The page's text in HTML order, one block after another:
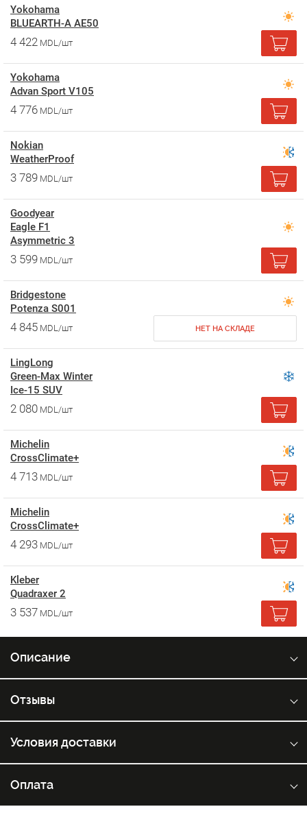
Yokohama
BLUEARTH-A AE50
4 422 MDL/шт
Yokohama
Advan Sport V105
4 776 MDL/шт
Nokian
WeatherProof
3 789 MDL/шт
Goodyear
Eagle F1
Asymmetric 3
3 599 MDL/шт
Bridgestone
Potenza S001
4 845 MDL/шт НЕТ НА СКЛАДЕ
LingLong
Green-Max Winter
Ice-15 SUV
2 080 MDL/шт
Michelin
CrossClimate+
4 713 MDL/шт
Michelin
CrossClimate+
4 293 MDL/шт
Kleber
Quadraxer 2
3 537 MDL/шт
Описание
Отзывы
Условия доставки
Оплата